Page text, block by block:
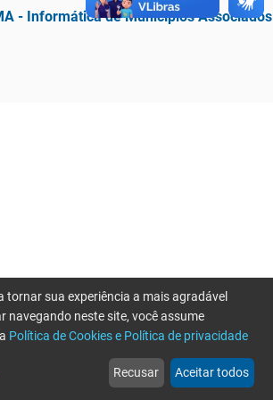
- Informática de Municípios Associados
web
Notícias
more_horiz
Mais
tornar sua experiência a mais agradável
navegando neste site, você assume
Política de Cookies e Política de privacidade
Recusar Aceitar todos
por favor tente novamente